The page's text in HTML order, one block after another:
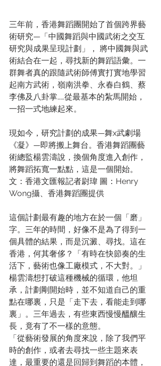
三年前，香港舞蹈團開始了首個跨界藝
術研究—「中國舞蹈與中國武術之交互
研究與成果呈現計劃」， 將中國舞與武
術結合在一起，尋找新的舞蹈語彙。一
群舞者真的跟隨武術師傅實打實地學習
起南方武術，嶺南洪拳、永春白鶴、蔡
李佛及八卦掌……從最基本的紮馬開始，
一招一式地練起來。
現如今，研究計劃的成果—舞x武劇場
《凝》—即將搬上舞台。香港舞蹈團藝
術總監楊雲濤說，換個角度進入創作，
將舞蹈拓寬一點點，這是一個開始。
文：香港文匯報記者尉瑋 圖：Henry
Wong攝、香港舞蹈團提供
這個計劃最有趣的地方在於一個「磨」
字。三年的時間，好像不是為了得到一
個具體的結果，而是沉澱、尋找。這在
香港，何其奢侈？「有時在快節奏的生
活下，藝術也像工廠模式，不大對。」
楊雲濤想打破這種機械的循環，他坦
承，計劃剛開始時，並不知道自己的重
點在哪裏，只是「走下去，看能走到哪
裏」。三年過去，有些東西慢慢醞釀生
長，竟有了不一樣的意態。
「從藝術發展的角度來說，除了我們平
時的創作，或者去尋找一些主題來表
達，最重要的還是回歸到舞蹈的本體，